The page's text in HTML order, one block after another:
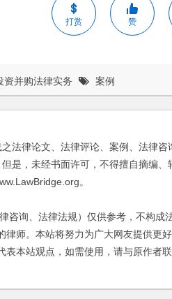
打赏 赞
资并购法律实务 案例
法律论文、法律评论、案例、法律
是，未经书面许可，不得擅自摘编
。
询、法律法规）仅供参考，不构成
律师。本站将努力为广大网友提供更
本站观点，如需使用，请与原作者